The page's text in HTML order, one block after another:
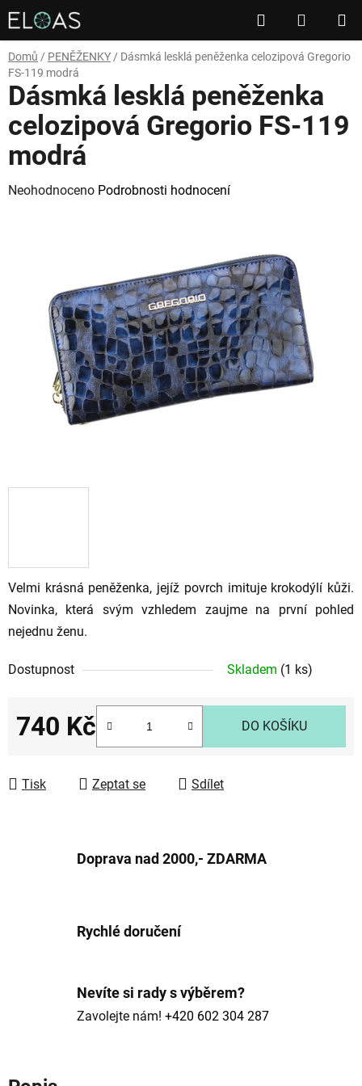
Přejít
na
obsah
Hledat
KOŠÍK
Domů / PENĚŽENKY / Dásmká lesklá peněženka celozipová Gregorio
FS-119 modrá
Velmi krásná peněženka, jejíž povrch imituje krokodýlí kůži.
Novinka, která svým vzhledem zaujme na první pohled
nejednu ženu.
Dostupnost Skladem (1 ks)
740 Kč DO KOŠÍKU
Tisk Zeptat se Sdílet
Dásmká lesklá peněženka
celozipová Gregorio FS-119
modrá
Průměrné
hvězdiček.
Neohodnoceno Podrobnosti hodnocení
Doprava nad 2000,- ZDARMA
Rychlé doručení
Nevíte si rady s výběrem?
Zavolejte nám! +420 602 304 287